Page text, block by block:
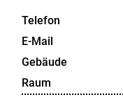
Telefon
E-Mail
Gebäude
Raum